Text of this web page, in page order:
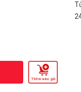
Thêm vào giỏ